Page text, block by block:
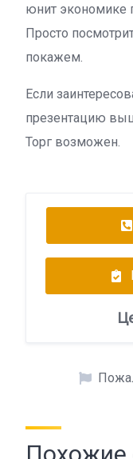
юнит экономике
Просто
покажем.
Если
презентацию
Торг возможен.
Похожие